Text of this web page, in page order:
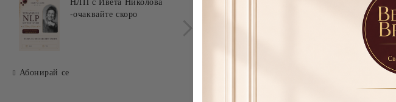
НЛП с Ивета Николова
-очаквайте скоро
Q&A срещи с Ивета Николова
Абонирай се
ВЪЗСТАНОВЯВАЩА БАЗА
F.O.X AIR BASE-5МЛ
20.54 лв.
ПРАЙМЕР БЕЗКИСЕЛИНЕН
ULTRABOND NON-ACID - 14